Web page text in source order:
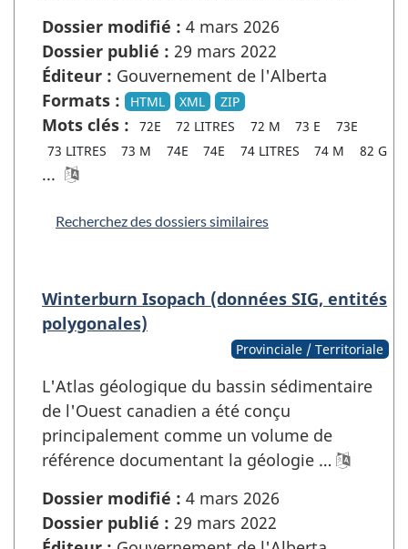
Dossier modifié : 4 mars 2026
Dossier publié : 29 mars 2022
Éditeur : Gouvernement de l'Alberta
Formats :
HTML XML ZIP
Mots clés : 72E 72 LITRES 72 M 73 E
73E
73 LITRES
73 M 74E 74E 74 LITRES 74 M 82 G
...
Recherchez des dossiers similaires
Winterburn Isopach (données SIG, entités
polygonales)
Provinciale / Territoriale
L'Atlas géologique du bassin sédimentaire
de l'Ouest canadien a été conçu
principalement comme un volume de
référence documentant la géologie …
Dossier modifié : 4 mars 2026
Dossier publié : 29 mars 2022